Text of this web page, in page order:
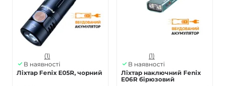
(1)
В наявності
Ліхтар Fenix E05R, чорний
(1)
В наявності
Ліхтар наключний Fenix
E06R бірюзовий